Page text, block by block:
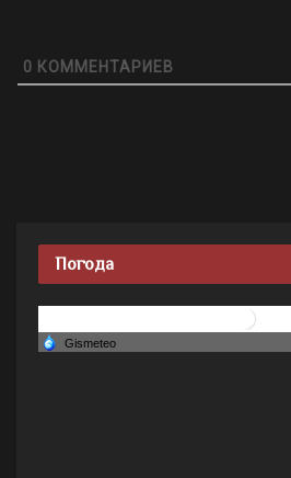
0 КОММЕНТАРИЕВ
Погода